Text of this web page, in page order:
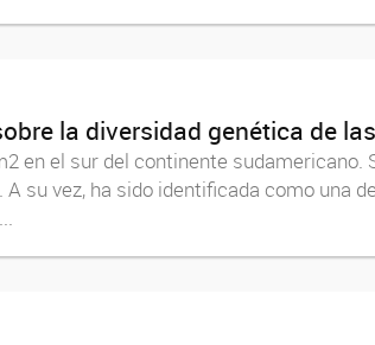
la diversidad genética de
en el sur del continente
su vez, ha sido identificada como una